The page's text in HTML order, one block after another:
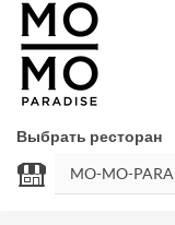
Выбрать ресторан